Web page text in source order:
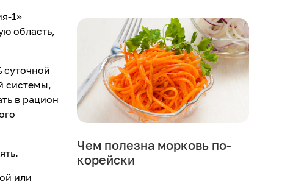
1»
область,
суточной
системы,
в рацион
или
Чем полезна морковь по-
корейски